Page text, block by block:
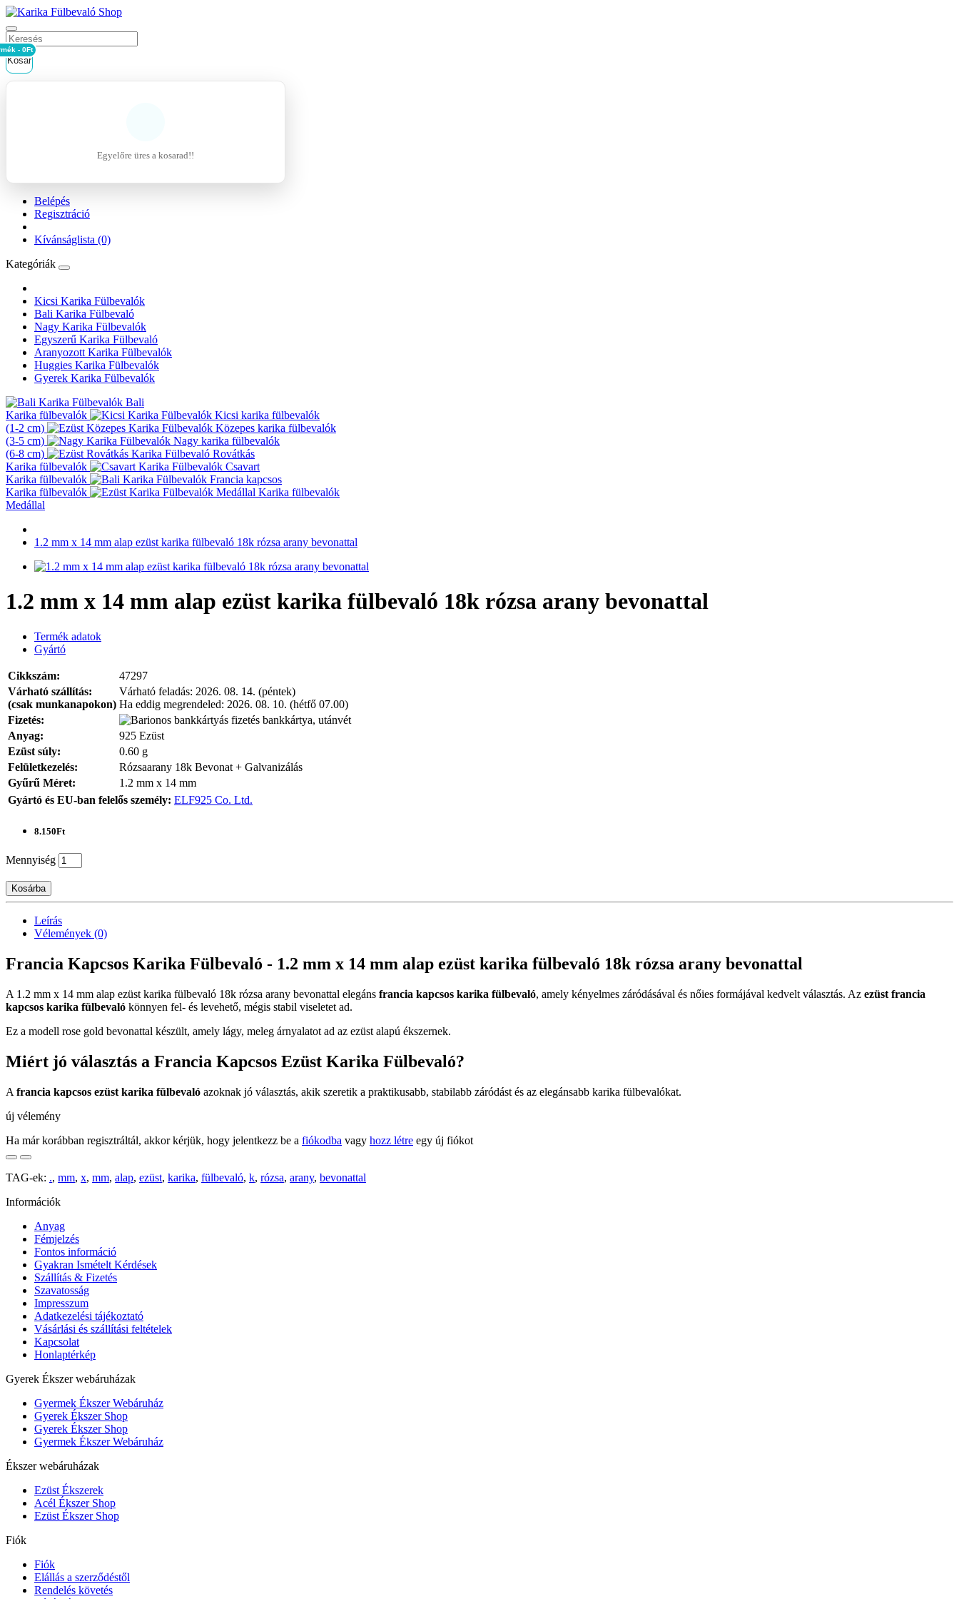
Kosár
- 0Ft
Egyelőre üres a kosarad!!
Belépés
Regisztráció
Kívánságlista (0)
Kategóriák
Kicsi Karika Fülbevalók
Bali Karika Fülbevaló
Nagy Karika Fülbevalók
Egyszerű Karika Fülbevaló
Aranyozott Karika Fülbevalók
Huggies Karika Fülbevalók
Gyerek Karika Fülbevalók
Bali
Karika fülbevalók
Kicsi karika fülbevalók
(1-2 cm)
Közepes karika fülbevalók
(3-5 cm)
Nagy karika fülbevalók
(6-8 cm)
Rovátkás
Karika fülbevalók
Csavart
Karika fülbevalók
Francia kapcsos
Karika fülbevalók
Karika fülbevalók
Medállal
1.2 mm x 14 mm alap ezüst karika fülbevaló 18k rózsa arany bevonattal
1.2 mm x 14 mm alap ezüst karika fülbevaló 18k rózsa arany bevonattal
Termék adatok
Gyártó
Cikkszám:
47297
Várható szállítás:
(csak munkanapokon)
Várható feladás: 2026. 08. 14. (péntek)
Ha eddig megrendeled: 2026. 08. 10. (hétfő 07.00)
Fizetés:
bankkártya, utánvét
Anyag:
925 Ezüst
Ezüst súly:
0.60 g
Felületkezelés:
Rózsaarany 18k Bevonat + Galvanizálás
Gyűrű Méret:
1.2 mm x 14 mm
Gyártó és EU-ban felelős személy: ELF925 Co. Ltd.
8.150Ft
Mennyiség
Kosárba
Leírás
Vélemények (0)
Francia Kapcsos Karika Fülbevaló - 1.2 mm x 14 mm alap ezüst karika fülbevaló 18k rózsa arany bevonattal
A 1.2 mm x 14 mm alap ezüst karika fülbevaló 18k rózsa arany bevonattal elegáns francia kapcsos karika fülbevaló, amely kényelmes záródásával és nőies formájával kedvelt választás. Az ezüst francia
kapcsos karika fülbevaló könnyen fel- és levehető, mégis stabil viseletet ad.
Ez a modell rose gold bevonattal készült, amely lágy, meleg árnyalatot ad az ezüst alapú ékszernek.
Miért jó választás a Francia Kapcsos Ezüst Karika Fülbevaló?
A francia kapcsos ezüst karika fülbevaló azoknak jó választás, akik szeretik a praktikusabb, stabilabb záródást és az elegánsabb karika fülbevalókat.
új vélemény
Ha már korábban regisztráltál, akkor kérjük, hogy jelentkezz be a fiókodba vagy hozz létre egy új fiókot
TAG-ek: ., mm, x, mm, alap, ezüst, karika, fülbevaló, k, rózsa, arany, bevonattal
Információk
Anyag
Fémjelzés
Fontos információ
Gyakran Ismételt Kérdések
Szállítás & Fizetés
Szavatosság
Impresszum
Adatkezelési tájékoztató
Vásárlási és szállítási feltételek
Kapcsolat
Honlaptérkép
Gyerek Ékszer webáruházak
Gyermek Ékszer Webáruház
Gyerek Ékszer Shop
Gyerek Ékszer Shop
Gyermek Ékszer Webáruház
Ékszer webáruházak
Ezüst Ékszerek
Acél Ékszer Shop
Ezüst Ékszer Shop
Fiók
Fiók
Elállás a szerződéstől
Rendelés követés